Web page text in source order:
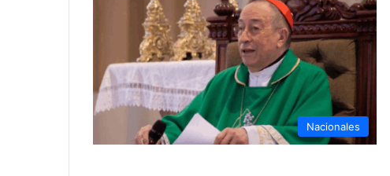
Nacionales